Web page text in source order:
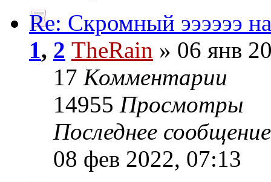
Re: Скромный ээээээ
1, 2 TheRain » 06 янв
17 Комментарии
14955 Просмотры
Последнее
08 фев 2022, 07:13